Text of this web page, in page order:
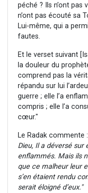
péché ? Ils n’ont pas
n’ont pas écouté sa
Lui-même, qui a
fautes.
Et le verset suivant
la douleur du
comprend pas la
répandu sur lui
guerre ; elle l’a
compris ; elle l’a
cœur."
Le Radak commente :
Dieu, Il a déversé sur
enflammés. Mais ils
que ce malheur leur
s’en étaient rendu
serait éloigné d’eux."